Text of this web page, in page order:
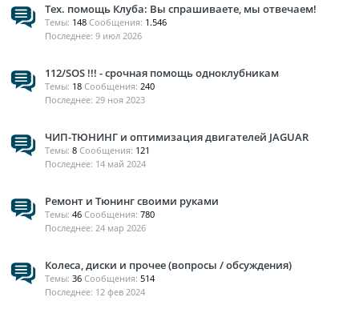
Тех. помощь Клуба: Вы спрашиваете, мы отвечаем!
Темы: 148 Сообщения: 1.546
9 июл 2026
112/SOS !!! - срочная помощь одноклубникам
Темы: 18 Сообщения: 240
29 ноя 2023
ЧИП-ТЮНИНГ и оптимизация двигателей JAGUAR
Темы: 8 Сообщения: 121
14 май 2024
Ремонт и Тюнинг своими руками
Темы: 46 Сообщения: 780
24 мар 2026
Колеса, диски и прочее (вопросы / обсуждения)
Темы: 36 Сообщения: 514
12 фев 2024